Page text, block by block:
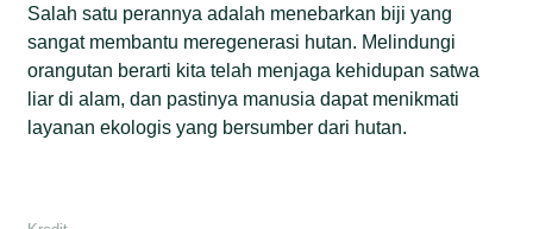
Salah satu perannya adalah menebarkan biji yang
sangat membantu meregenerasi hutan. Melindungi
orangutan berarti kita telah menjaga kehidupan satwa
liar di alam, dan pastinya manusia dapat menikmati
layanan ekologis yang bersumber dari hutan.